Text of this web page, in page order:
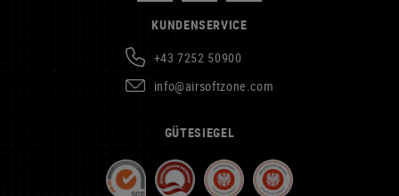
KUNDENSERVICE
+43 7252 50900
info@airsoftzone.com
GÜTESIEGEL